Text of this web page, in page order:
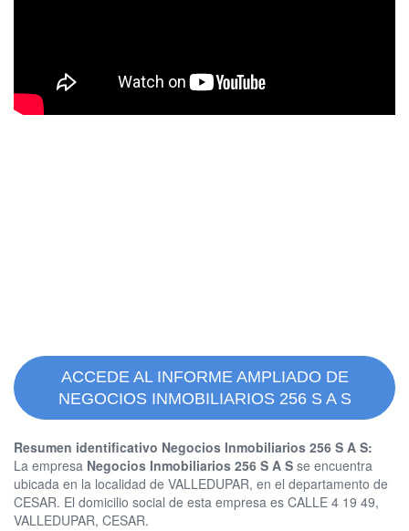
ACCEDE AL INFORME AMPLIADO DE
NEGOCIOS INMOBILIARIOS 256 S A S
Resumen identificativo Negocios Inmobiliarios 256 S A S:
La empresa Negocios Inmobiliarios 256 S A S se encuentra
ubicada en la localidad de VALLEDUPAR, en el departamento de
CESAR. El domicilio social de esta empresa es CALLE 4 19 49,
VALLEDUPAR, CESAR.